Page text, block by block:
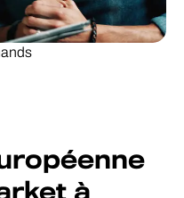
à